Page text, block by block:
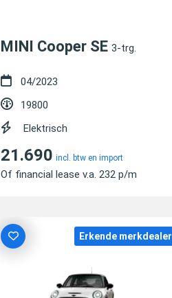
MINI Cooper SE 3-trg.
04/2023
19800
Elektrisch
21.690 incl. btw en import
Of financial lease v.a. 232 p/m
Erkende merkdealer